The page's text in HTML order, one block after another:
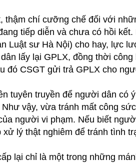
thậm chí cưỡng chế đối với
tiếp diễn và chưa có hồi
Luật sư Hà Nội) cho hay, lực
lấy lại GPLX, đồng thời
đó CSGT gửi trả GPLX cho
tuyên truyền để người dân có
vậy, vừa tránh mất công
người vi phạm. Nếu biết
lý thật nghiêm để tránh tình
lại chỉ là một trong những